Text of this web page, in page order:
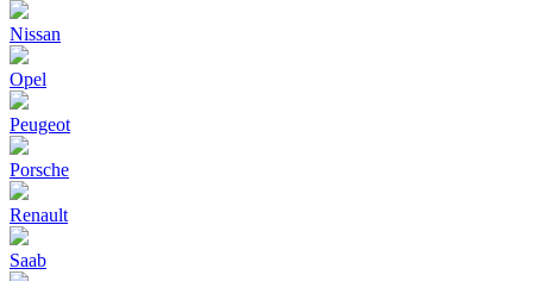
Nissan
Opel
Peugeot
Porsche
Renault
Saab